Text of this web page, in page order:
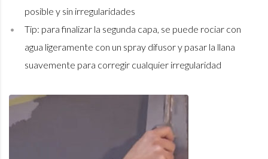
posible y sin irregularidades
Tip: para finalizar la segunda capa, se puede rociar con
agua ligeramente con un spray difusor y pasar la llana
suavemente para corregir cualquier irregularidad